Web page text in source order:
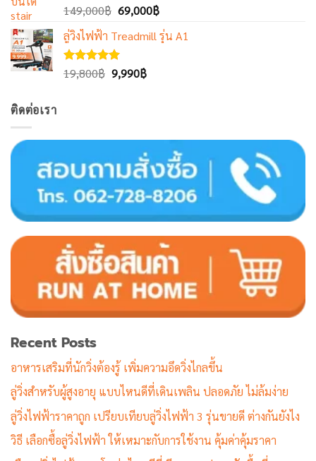
ให้คะแนน
ตั้งแต่
1-5
คะแนน
149,000฿ Original
was:
149,000฿.
69,000฿Current
is:
ลู่วิ่งไฟฟ้า Treadmill รุ่น A1
ให้คะแนน
5.00
ตั้งแต่
19,800฿ Original
9,990฿Current
ติดต่อเรา
Recent Posts
อาหารเสริมที่นักวิ่งต้องรู้ เพิ่มความอึดวิ่งไกลขึ้น
ลู่วิ่งสำหรับผู้สูงอายุ แบบไหนดีที่เดินเพลิน ปลอดภัย ไม่ล้มง่าย
ลู่วิ่งไฟฟ้าราคาถูก เปรียบเทียบลู่วิ่งไฟฟ้า 3 รุ่นขายดี ต่างกันยังไง
วิธี เลือกซื้อลู่วิ่งไฟฟ้า ให้เหมาะกับการใช้งาน คุ้มค่าคุ้มราคา